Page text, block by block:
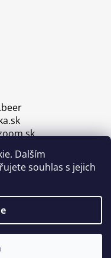
Dalším
souhlas s jejich